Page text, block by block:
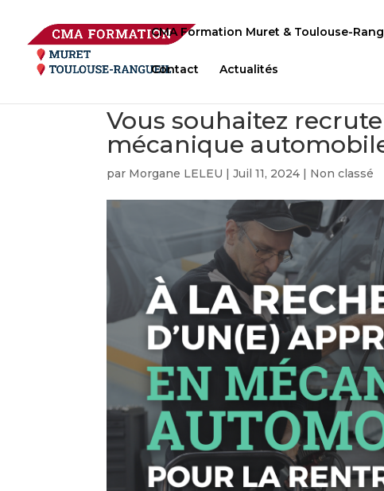
CMA Formation Muret & Toulouse-
Contact Actualités
Vous souhaitez
mécanique
par Morgane LELEU |Juil 11, 2024 | Non classé